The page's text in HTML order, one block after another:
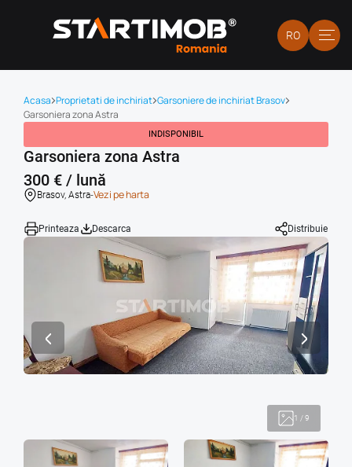
RO
Acasa Proprietati de inchiriat Garsoniere de inchiriat Brasov
Garsoniera zona Astra
INDISPONIBIL
Garsoniera zona Astra
300 € / lună
Brasov, Astra-Vezi pe harta
Printeaza Descarca Distribuie
1 /9